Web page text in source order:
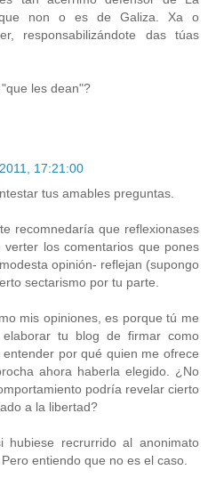
non o es de Galiza. Xa o
responsabilizándote das túas
les dean"?
17:21:00
tus amables preguntas.
recomnedaría que reflexionases
verter los comentarios que pones
opinión- reflejan (supongo
sectarismo por tu parte.
mis opiniones, es porque tú me
tu blog de firmar como
por qué quien me ofrece
ahora haberla elegido. ¿No
podría revelar cierto
a la libertad?
hubiese recrurrido al anonimato
entiendo que no es el caso.